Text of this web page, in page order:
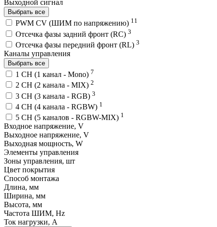
Выходной сигнал
Выбрать все
PWM СV (ШИМ по напряжению) 11
Отсечка фазы задний фронт (RC) 3
Отсечка фазы передний фронт (RL) 3
Каналы управления
Выбрать все
1 CH (1 канал - Mono) 7
2 CH (2 канала - MIX) 2
3 CH (3 канала - RGB) 3
4 CH (4 канала - RGBW) 1
5 CH (5 каналов - RGBW-MIX) 1
Входное напряжение, V
Выходное напряжение, V
Выходная мощность, W
Элементы управления
Зоны управления, шт
Цвет покрытия
Способ монтажа
Длина, мм
Ширина, мм
Высота, мм
Частота ШИМ, Hz
Ток нагрузки, A